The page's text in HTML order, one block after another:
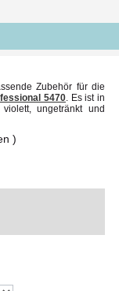
Zubehör für die
5470. Es ist in
ungetränkt und
)